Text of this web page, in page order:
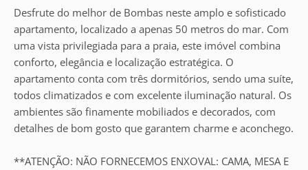
Desfrute do melhor de Bombas neste amplo e sofisticado
apartamento, localizado a apenas 50 metros do mar. Com
uma vista privilegiada para a praia, este imóvel combina
conforto, elegância e localização estratégica. O
apartamento conta com três dormitórios, sendo uma suíte,
todos climatizados e com excelente iluminação natural. Os
ambientes são finamente mobiliados e decorados, com
detalhes de bom gosto que garantem charme e aconchego.
**ATENÇÃO: NÃO FORNECEMOS ENXOVAL: CAMA, MESA E